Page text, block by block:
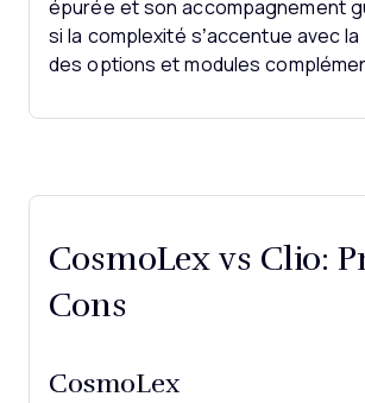
épurée et son accompagnement
si la complexité s’accentue avec
des options et modules
CosmoLex vs Clio:
Cons
CosmoLex